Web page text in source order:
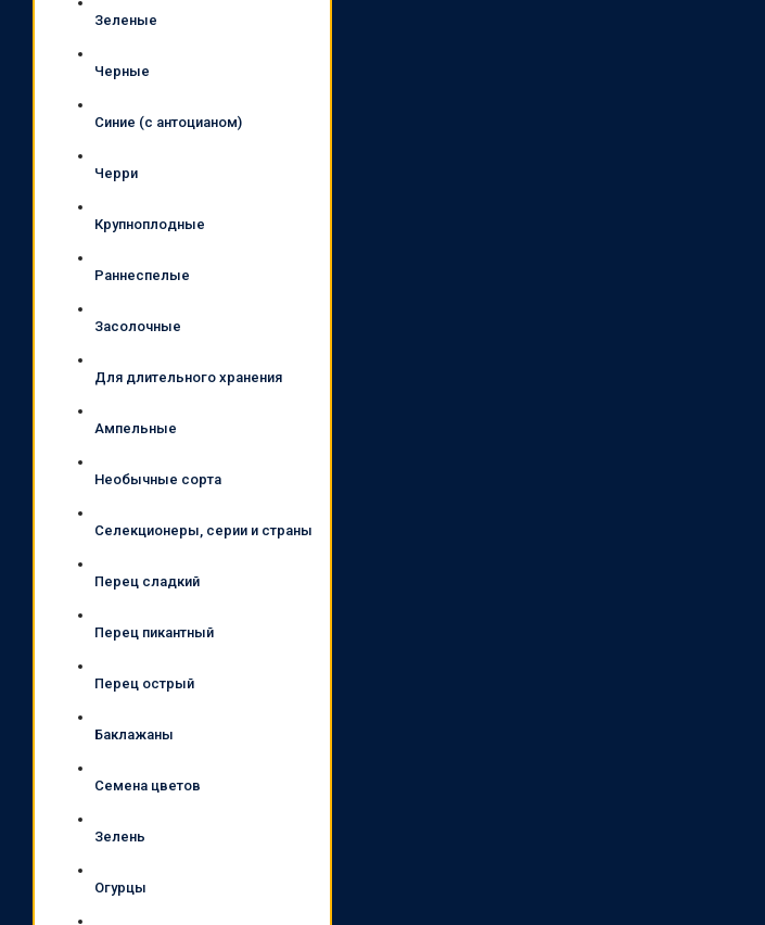
Зеленые
Черные
Синие (с антоцианом)
Черри
Крупноплодные
Раннеспелые
Засолочные
Для длительного хранения
Ампельные
Необычные сорта
Селекционеры, серии и страны
Перец сладкий
Перец пикантный
Перец острый
Баклажаны
Семена цветов
Зелень
Огурцы